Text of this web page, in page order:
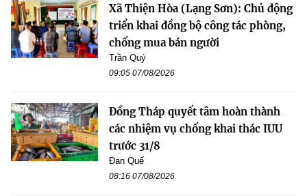
Xã Thiện Hòa (Lạng Sơn): Chủ động
triển khai đồng bộ công tác phòng,
chống mua bán người
Trần Quý
09:05 07/08/2026
Đồng Tháp quyết tâm hoàn thành
các nhiệm vụ chống khai thác IUU
trước 31/8
Đan Quế
08:16 07/08/2026